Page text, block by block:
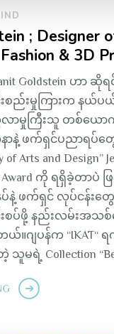
; Designer
& 3D
Goldstein ဟာ
စည်းမှုကြားက နယ်ပ
ာမှုကြီးသူ တစ်ယော
နဲ့ ဖက်ရှင်ပညာရပ်တွ
of Arts and Design”
Award ကို ရရှိခဲ့တာပဲ
ဖက်ရှင် လုပ်ငန်းတွေမှ
းစပ်ဖို့ နည်းလမ်းအသ
ယ်။ဂျပန်က “IKAT“
မရဲ့ Collection